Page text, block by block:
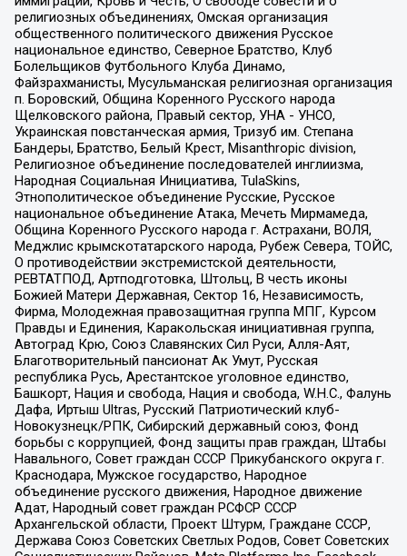
религиозных объединениях, Омская организация
общественного политического движения Русское
национальное единство, Северное Братство, Клуб
Болельщиков Футбольного Клуба Динамо,
Файзрахманисты, Мусульманская религиозная организация
п. Боровский, Община Коренного Русского народа
Щелковского района, Правый сектор, УНА - УНСО,
Украинская повстанческая армия, Тризуб им. Степана
Бандеры, Братство, Белый Крест, Misanthropic division,
Религиозное объединение последователей инглиизма,
Народная Социальная Инициатива, TulaSkins,
Этнополитическое объединение Русские, Русское
национальное объединение Атака, Мечеть Мирмамеда,
Община Коренного Русского народа г. Астрахани, ВОЛЯ,
Меджлис крымскотатарского народа, Рубеж Севера, ТОЙС,
О противодействии экстремистской деятельности,
РЕВТАТПОД, Артподготовка, Штольц, В честь иконы
Божией Матери Державная, Сектор 16, Независимость,
Фирма, Молодежная правозащитная группа МПГ, Курсом
Правды и Единения, Каракольская инициативная группа,
Автоград Крю, Союз Славянских Сил Руси, Алля-Аят,
Благотворительный пансионат Ак Умут, Русская
республика Русь, Арестантское уголовное единство,
Башкорт, Нация и свобода, Нация и свобода, W.H.С., Фалунь
Дафа, Иртыш Ultras, Русский Патриотический клуб-
Новокузнецк/РПК, Сибирский державный союз, Фонд
борьбы с коррупцией, Фонд защиты прав граждан, Штабы
Навального, Совет граждан СССР Прикубанского округа г.
Краснодара, Мужское государство, Народное
объединение русского движения, Народное движение
Адат, Народный совет граждан РСФСР СССР
Архангельской области, Проект Штурм, Граждане СССР,
Держава Союз Советских Светлых Родов, Совет Советских